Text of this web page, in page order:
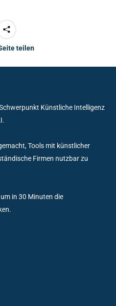
teilen
Künstliche Intelligenz
Tools mit künstlicher
Firmen nutzbar zu
um in 30 Minuten die